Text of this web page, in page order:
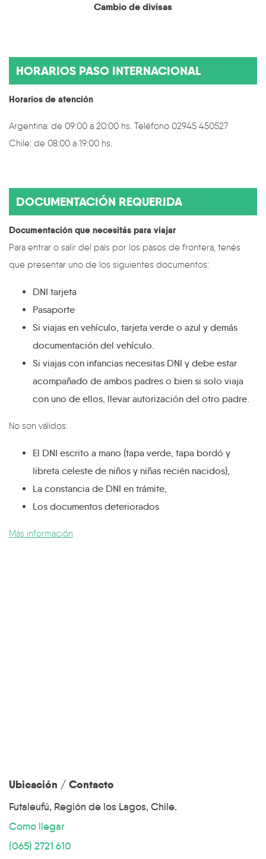
Cambio de divisas
HORARIOS PASO INTERNACIONAL
Horarios de atención
Argentina: de 09:00 a 20:00 hs. Teléfono 02945 450527
Chile: de 08:00 a 19:00 hs.
DOCUMENTACIÓN REQUERIDA
Documentación que necesitás para viajar
Para entrar o salir del país por los pasos de frontera, tenés
que presentar uno de los siguientes documentos:
DNI tarjeta
Pasaporte
Si viajas en vehículo, tarjeta verde o azul y demás
documentación del vehículo.
Si viajas con infancias necesitas DNI y debe estar
acompañado de ambos padres o bien si solo viaja
con uno de ellos, llevar autorización del otro padre.
No son válidos:
El DNI escrito a mano (tapa verde, tapa bordó y
libreta celeste de niños y niñas recién nacidos),
La constancia de DNI en trámite,
Los documentos deteriorados
Más información
Ubicación / Contacto
Futaleufú, Región de los Lagos, Chile.
Como llegar
(065) 2721 610